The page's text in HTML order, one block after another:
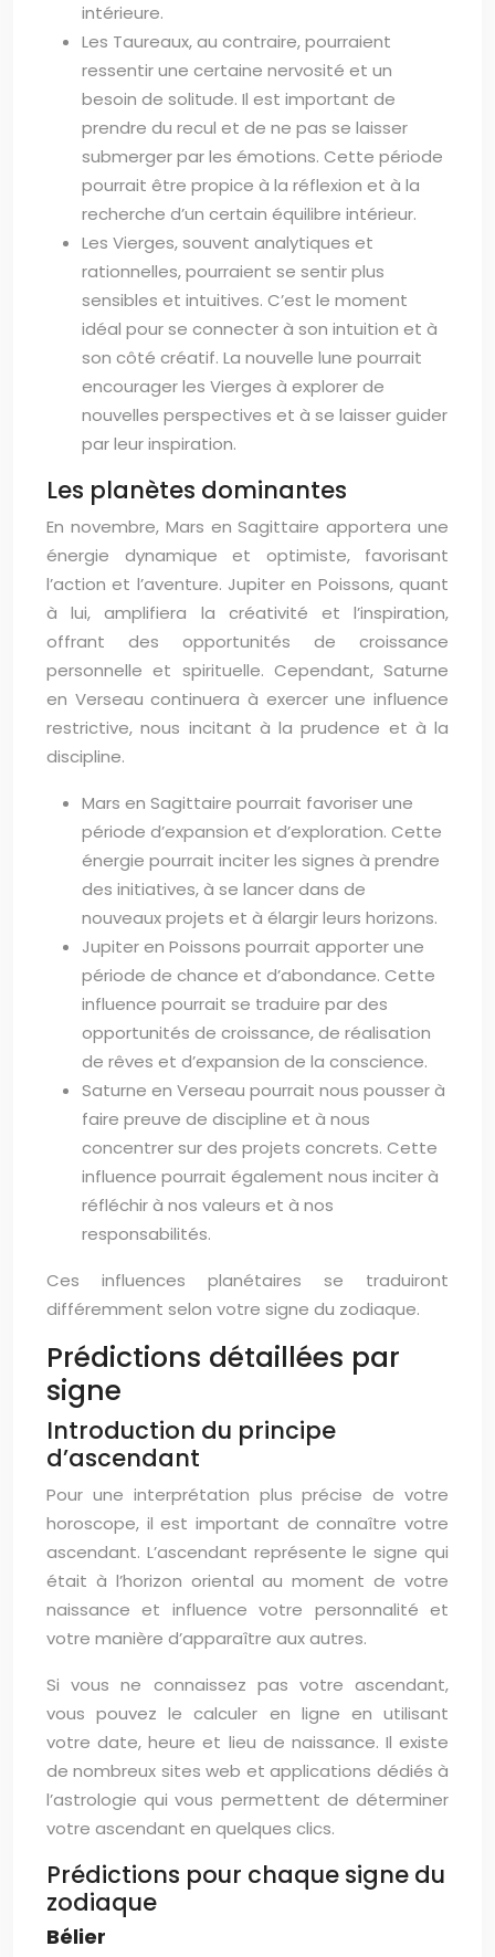
intérieure.
Les Taureaux, au contraire, pourraient
ressentir une certaine nervosité et un
besoin de solitude. Il est important de
prendre du recul et de ne pas se laisser
submerger par les émotions. Cette période
pourrait être propice à la réflexion et à la
recherche d’un certain équilibre intérieur.
Les Vierges, souvent analytiques et
rationnelles, pourraient se sentir plus
sensibles et intuitives. C’est le moment
idéal pour se connecter à son intuition et à
son côté créatif. La nouvelle lune pourrait
encourager les Vierges à explorer de
nouvelles perspectives et à se laisser guider
par leur inspiration.
Les planètes dominantes
En novembre, Mars en Sagittaire apportera une
énergie dynamique et optimiste, favorisant
l’action et l’aventure. Jupiter en Poissons, quant
à lui, amplifiera la créativité et l’inspiration,
offrant des opportunités de croissance
personnelle et spirituelle. Cependant, Saturne
en Verseau continuera à exercer une influence
restrictive, nous incitant à la prudence et à la
discipline.
Mars en Sagittaire pourrait favoriser une
période d’expansion et d’exploration. Cette
énergie pourrait inciter les signes à prendre
des initiatives, à se lancer dans de
nouveaux projets et à élargir leurs horizons.
Jupiter en Poissons pourrait apporter une
période de chance et d’abondance. Cette
influence pourrait se traduire par des
opportunités de croissance, de réalisation
de rêves et d’expansion de la conscience.
Saturne en Verseau pourrait nous pousser à
faire preuve de discipline et à nous
concentrer sur des projets concrets. Cette
influence pourrait également nous inciter à
réfléchir à nos valeurs et à nos
responsabilités.
Ces influences planétaires se traduiront
différemment selon votre signe du zodiaque.
Prédictions détaillées par
signe
Introduction du principe
d’ascendant
Pour une interprétation plus précise de votre
horoscope, il est important de connaître votre
ascendant. L’ascendant représente le signe qui
était à l’horizon oriental au moment de votre
naissance et influence votre personnalité et
votre manière d’apparaître aux autres.
Si vous ne connaissez pas votre ascendant,
vous pouvez le calculer en ligne en utilisant
votre date, heure et lieu de naissance. Il existe
de nombreux sites web et applications dédiés à
l’astrologie qui vous permettent de déterminer
votre ascendant en quelques clics.
Prédictions pour chaque signe du
zodiaque
Bélier